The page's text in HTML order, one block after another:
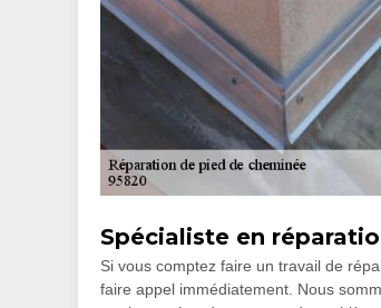
Spécialiste en
Si vous comptez faire un travail de
faire appel immédiatement. Nous